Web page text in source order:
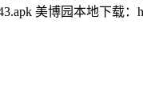
美博园本地下载：